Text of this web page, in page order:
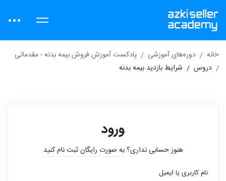
خانه دوره‌های آموزشی
پادکست آموزش فروش بیمه بدنه - مقدماتی
دروس
شرایط بازدید بیمه بدنه
ورود
هنوز حسابی نداری؟به صورت رایگان ثبت نام کنید
نام کاربری یا ایمیل